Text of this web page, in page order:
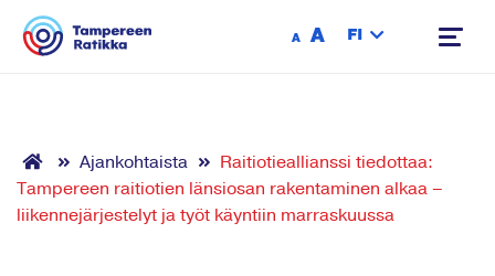
A A FI
Ajankohtaista
Raitiotieallianssi tiedottaa:
Tampereen raitiotien länsiosan rakentaminen alkaa –
liikennejärjestelyt ja työt käyntiin marraskuussa